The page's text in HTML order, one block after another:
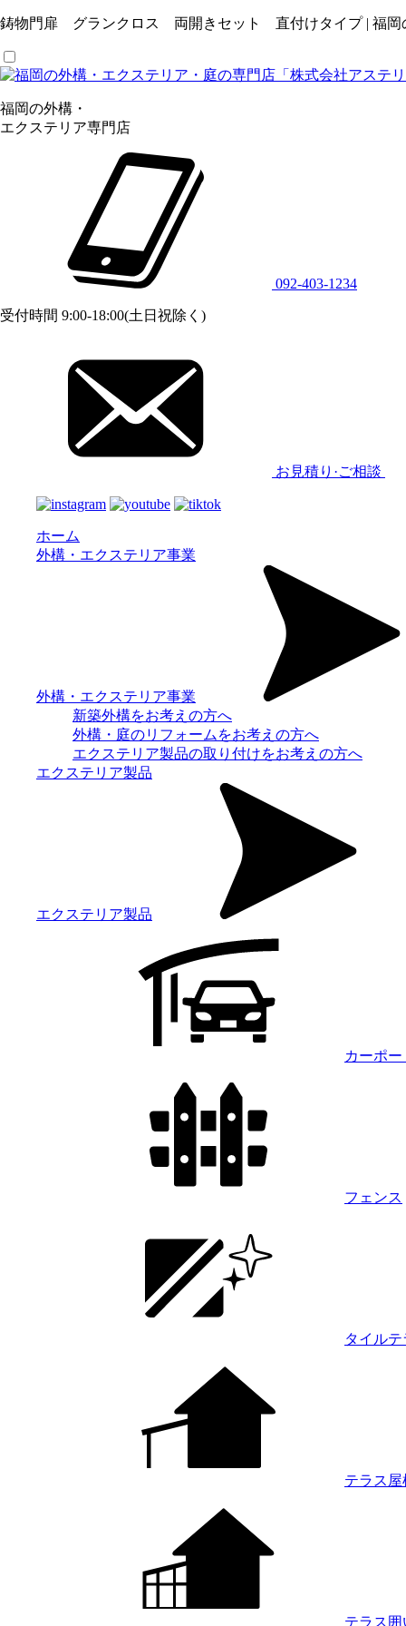
鋳物門扉 グランクロス 両開きセット 直付けタイプ | 福岡
福岡の外構・
エクステリア専門店
092-403-1234
受付時間 9:00-18:00(土日祝除く)
お見積り·ご相談
ホーム
外構・エクステリア事業
外構・エクステリア事業
新築外構をお考えの方へ
外構・庭のリフォームをお考えの方へ
エクステリア製品の取り付けをお考えの方へ
エクステリア製品
エクステリア製品
カーポー
フェンス
タイルテ
テラス屋
テラス囲